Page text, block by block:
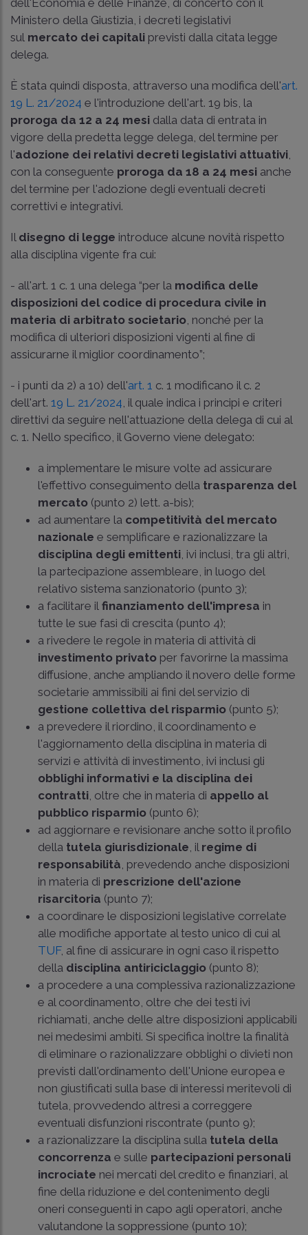
Ministero della Giustizia, i decreti legislativi
sul mercato dei capitali previsti dalla citata legge
delega.
È stata quindi disposta, attraverso una modifica dell'art.
19 L. 21/2024 e l'introduzione dell'art. 19 bis, la
proroga da 12 a 24 mesi dalla data di entrata in
vigore della predetta legge delega, del termine per
l'adozione dei relativi decreti legislativi attuativi
con la conseguente proroga da 18 a 24 mesi anche
del termine per l'adozione degli eventuali decreti
correttivi e integrativi.
Il disegno di legge introduce alcune novità rispetto
alla disciplina vigente fra cui:
- all'art. 1 c. 1 una delega “per la modifica delle
disposizioni del codice di procedura civile in
materia di arbitrato societario , nonché per la
modifica di ulteriori disposizioni vigenti al fine di
assicurarne il miglior coordinamento”;
- i punti da 2) a 10) dell'art. 1 c. 1 modificano il c. 2
dell'art. 19 L. 21/2024 , il quale indica i principi e criteri
direttivi da seguire nell'attuazione della delega di cui al
c. 1. Nello specifico, il Governo viene delegato:
a implementare le misure volte ad assicurare
l'effettivo conseguimento della trasparenza del
mercato (punto 2) lett. a-bis);
ad aumentare la competitività del mercato
nazionale e semplificare e razionalizzare la
disciplina degli emittenti , ivi inclusi, tra gli altri,
la partecipazione assembleare, in luogo del
relativo sistema sanzionatorio (punto 3);
a facilitare il finanziamento dell'impresa in
tutte le sue fasi di crescita (punto 4);
a rivedere le regole in materia di attività di
investimento privato per favorirne la massima
diffusione, anche ampliando il novero delle forme
societarie ammissibili ai fini del servizio di
gestione collettiva del risparmio (punto 5);
a prevedere il riordino, il coordinamento e
l'aggiornamento della disciplina in materia di
servizi e attività di investimento, ivi inclusi gli
obblighi informativi e la disciplina dei
contratti , oltre che in materia di appello al
pubblico risparmio (punto 6);
ad aggiornare e revisionare anche sotto il profilo
della tutela giurisdizionale , il regime di
responsabilità , prevedendo anche disposizioni
in materia di prescrizione dell'azione
risarcitoria (punto 7);
a coordinare le disposizioni legislative correlate
alle modifiche apportate al testo unico di cui al
TUF, al fine di assicurare in ogni caso il rispetto
della disciplina antiriciclaggio (punto 8);
a procedere a una complessiva razionalizzazione
e al coordinamento, oltre che dei testi ivi
richiamati, anche delle altre disposizioni applicabili
nei medesimi ambiti. Si specifica inoltre la finalità
di eliminare o razionalizzare obblighi o divieti non
previsti dall'ordinamento dell'Unione europea e
non giustificati sulla base di interessi meritevoli di
tutela, provvedendo altresì a correggere
eventuali disfunzioni riscontrate (punto 9);
a razionalizzare la disciplina sulla tutela della
concorrenza e sulle partecipazioni personali
incrociate nei mercati del credito e finanziari, al
fine della riduzione e del contenimento degli
oneri conseguenti in capo agli operatori, anche
valutandone la soppressione (punto 10);